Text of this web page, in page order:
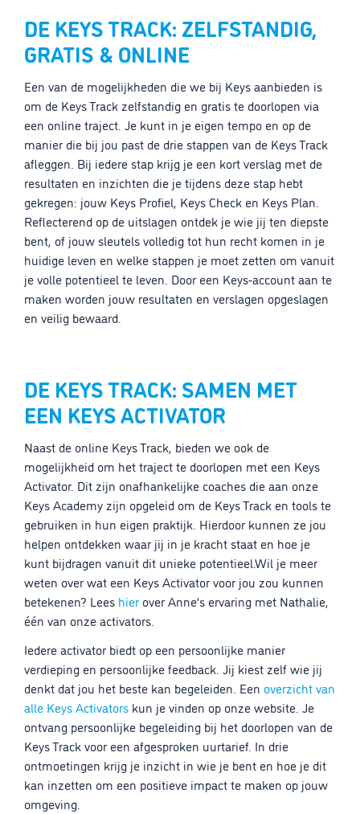
DE KEYS TRACK: ZELFSTANDIG,
GRATIS & ONLINE
Een van de mogelijkheden die we bij Keys aanbieden is
om de Keys Track zelfstandig en gratis te doorlopen via
een online traject. Je kunt in je eigen tempo en op de
manier die bij jou past de drie stappen van de Keys Track
afleggen. Bij iedere stap krijg je een kort verslag met de
resultaten en inzichten die je tijdens deze stap hebt
gekregen: jouw Keys Profiel, Keys Check en Keys Plan.
Reflecterend op de uitslagen ontdek je wie jij ten diepste
bent, of jouw sleutels volledig tot hun recht komen in je
huidige leven en welke stappen je moet zetten om vanuit
je volle potentieel te leven. Door een Keys-account aan te
maken worden jouw resultaten en verslagen opgeslagen
en veilig bewaard.
DE KEYS TRACK: SAMEN MET
EEN KEYS ACTIVATOR
Naast de online Keys Track, bieden we ook de
mogelijkheid om het traject te doorlopen met een Keys
Activator. Dit zijn onafhankelijke coaches die aan onze
Keys Academy zijn opgeleid om de Keys Track en tools te
gebruiken in hun eigen praktijk. Hierdoor kunnen ze jou
helpen ontdekken waar jij in je kracht staat en hoe je
kunt bijdragen vanuit dit unieke potentieel.Wil je meer
weten over wat een Keys Activator voor jou zou kunnen
betekenen? Lees hierover Anne’s ervaring met Nathalie,
één van onze activators.
Iedere activator biedt op een persoonlijke manier
verdieping en persoonlijke feedback. Jij kiest zelf wie jij
denkt dat jou het beste kan begeleiden. Een overzicht van
alle Keys Activators kun je vinden op onze website. Je
ontvang persoonlijke begeleiding bij het doorlopen van de
Keys Track voor een afgesproken uurtarief. In drie
ontmoetingen krijg je inzicht in wie je bent en hoe je dit
kan inzetten om een positieve impact te maken op jouw
omgeving.